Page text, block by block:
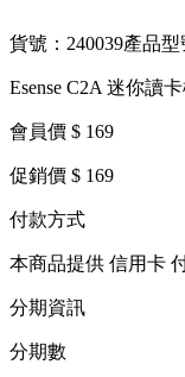
貨號：240039產品型
Esense C2A 迷你讀
會員價 $ 169
促銷價 $ 169
付款方式
本商品提供 信用卡
分期資訊
分期數